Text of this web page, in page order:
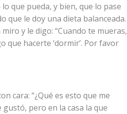
que pueda, y bien, que lo pase
que le doy una dieta balanceada.
y le digo: “Cuando te mueras,
hacerte ‘dormir’. Por favor
cara: “¿Qué es esto que me
gustó, pero en la casa la que